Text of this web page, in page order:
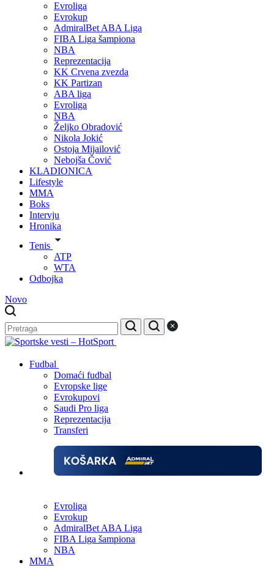
Evroliga
Evrokup
AdmiralBet ABA Liga
FIBA Liga šampiona
NBA
Reprezentacija
KK Crvena zvezda
KK Partizan
ABA liga
Evroliga
NBA
Željko Obradović
Nikola Jokić
Ostoja Mijailović
Nebojša Čović
KLADIONICA
Lifestyle
MMA
Boks
Intervju
Hronika
Tenis
ATP
WTA
Odbojka
Novo
Fudbal
Domaći fudbal
Evropske lige
Evrokupovi
Saudi Pro liga
Reprezentacija
Transferi
Evroliga
Evrokup
AdmiralBet ABA Liga
FIBA Liga šampiona
NBA
MMA